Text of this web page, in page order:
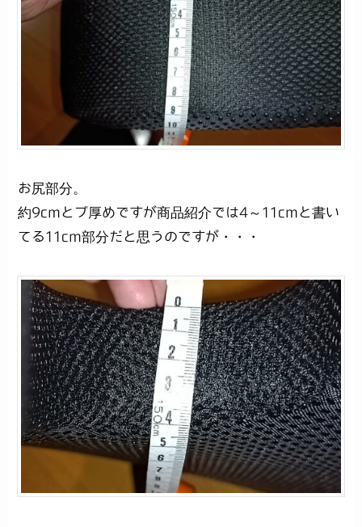
お尻部分。
約9cmとブ厚めですが商品紹介では4～11cmと書い
てる11cm部分だと思うのですが・・・